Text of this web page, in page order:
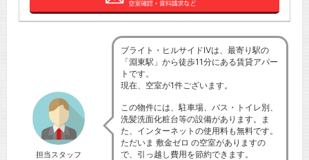
担当スタッフ
ブライト・ヒルサイドⅣは、最寄り駅の
「淵東駅」から徒歩11分にある賃貸アパー
トです。
現在、空室が1件ございます。
この物件には、駐車場、バス・トイレ別、
洗髪洗面化粧台等の設備があります。ま
た、インターネットの使用料も無料です。
ただいま 敷金ゼロ の空室がありますの
で、引っ越し費用を節約できます。